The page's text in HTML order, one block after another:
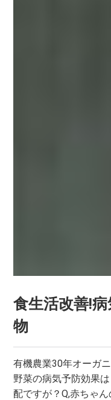
食生活改善!
物
有機農業30年オーガ
野菜の病気予防効果
配ですが？Q,赤ちゃ